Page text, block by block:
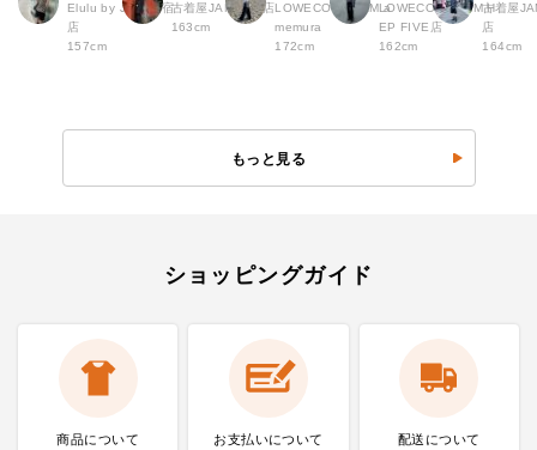
Elulu by JAM 原宿
店
157cm
古着屋JAM 仙台店
163cm
LOWECO by JAM a
memura
172cm
LOWECO by JAM H
EP FIVE店
162cm
古着屋
店
164cm
もっと見る
ショッピングガイド
商品について お支払いについて 配送について